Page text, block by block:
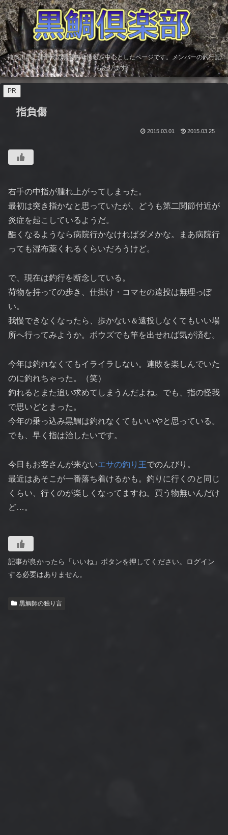
神奈川県三浦半島の黒鯛釣り情報を中心としたページです。メンバーの釣行記
もあります。
PR
指負傷
2015.03.01 2015.03.25
右手の中指が腫れ上がってしまった。
最初は突き指かなと思っていたが、どうも第二関節付近が
炎症を起こしているようだ。
酷くなるようなら病院行かなければダメかな。まあ病院行
っても湿布薬くれるくらいだろうけど。
で、現在は釣行を断念している。
荷物を持っての歩き、仕掛け・コマセの遠投は無理っぽ
い。
我慢できなくなったら、歩かない＆遠投しなくてもいい場
所へ行ってみようか。ボウズでも竿を出せれば気が済む。
今年は釣れなくてもイライラしない。連敗を楽しんでいた
のに釣れちゃった。（笑）
釣れるとまた追い求めてしまうんだよね。でも、指の怪我
で思いどとまった。
今年の乗っ込み黒鯛は釣れなくてもいいやと思っている。
でも、早く指は治したいです。
今日もお客さんが来ないエサの釣り王でのんびり。
最近はあそこが一番落ち着けるかも。釣りに行くのと同じ
くらい、行くのが楽しくなってますね。買う物無いんだけ
ど…。
記事が良かったら「いいね」ボタンを押してください。ログイン
する必要はありません。
黒鯛師の独り言